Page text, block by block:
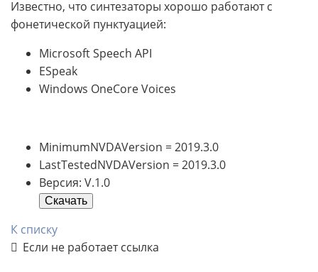
Известно, что синтезаторы хорошо работают с
фонетической пунктуацией:
Microsoft Speech API
ESpeak
Windows OneCore Voices
MinimumNVDAVersion = 2019.3.0
LastTestedNVDAVersion = 2019.3.0
Версия: V.1.0
Скачать
К списку
Если не работает ссылка